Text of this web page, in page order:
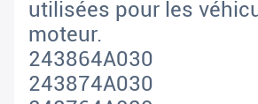
utilisées pour les
moteur.
243864A030
243874A030